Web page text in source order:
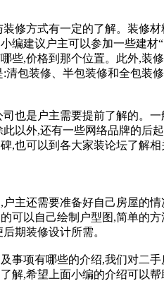
修方式有一定的了解。装修
编建议户主可以参加一些建材
些,价格到那个位置。此外,装
清包装修、半包装修和全包装
也是户主需要提前了解的。
以外,还有一些网络品牌的后
,也可以到各大家装论坛了解
主还需要准备好自己房屋的
可以自己绘制户型图,简单的
期装修设计所需。
事项有哪些的介绍,我们对二
解,希望上面小编的介绍可以